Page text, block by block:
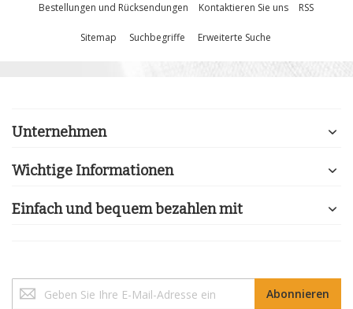
Bestellungen und Rücksendungen Kontaktieren Sie uns RSS
Sitemap Suchbegriffe Erweiterte Suche
Unternehmen
Wichtige Informationen
Einfach und bequem bezahlen mit
Sie
Abonnieren